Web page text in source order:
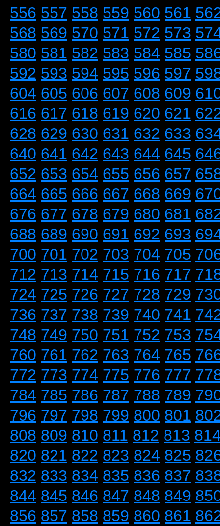
556 557 558 559 560 561
568 569 570 571 572 573
580 581 582 583 584 585
592 593 594 595 596 597
604 605 606 607 608 609
616 617 618 619 620 621
628 629 630 631 632 633
640 641 642 643 644 645
652 653 654 655 656 657
664 665 666 667 668 669
676 677 678 679 680 681
688 689 690 691 692 693
700 701 702 703 704 705
712 713 714 715 716 717
724 725 726 727 728 729
736 737 738 739 740 741
748 749 750 751 752 753
760 761 762 763 764 765
772 773 774 775 776 777
784 785 786 787 788 789
796 797 798 799 800 801
808 809 810 811 812 813
820 821 822 823 824 825
832 833 834 835 836 837
844 845 846 847 848 849
856 857 858 859 860 861